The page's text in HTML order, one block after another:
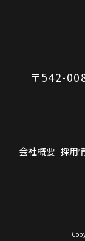
会社概要 採用
〒542-